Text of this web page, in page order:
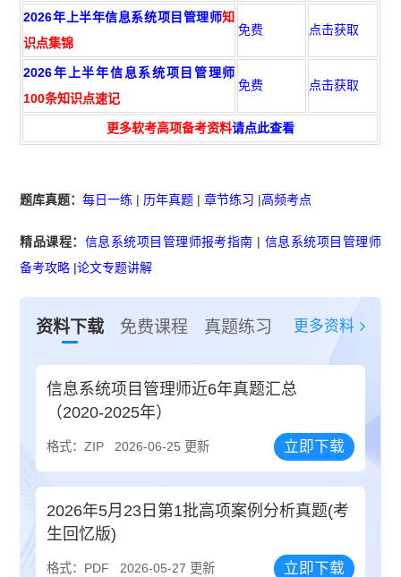
2026年上半年信息系统项目管理师知
识点集锦
免费 点击获取
2026年上半年信息系统项目管理师
100条知识点速记
免费 点击获取
更多软考高项备考资料请点此查看
题库真题：每日一练 | 历年真题 |章节练习 |高频考点
精品课程： 信息系统项目管理师报考指南 | 信息系统项目管理师
备考攻略 |论文专题讲解
资料下载 免费课程 真题练习 更多资料
信息系统项目管理师近6年真题汇总
（2020-2025年）
格式：ZIP 2026-06-25 更新 立即下载
2026年5月23日第1批高项案例分析真题(考
生回忆版)
格式：PDF 2026-05-27 更新 立即下载